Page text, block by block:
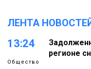
ЛЕНТА
13:24
Общество
регионе